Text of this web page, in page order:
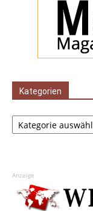
Kategorien
Kategorien
Anzeige